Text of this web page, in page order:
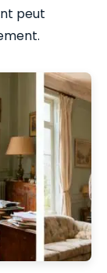
peut